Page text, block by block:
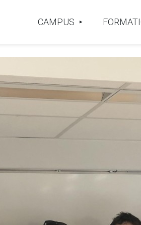
CAMPUS